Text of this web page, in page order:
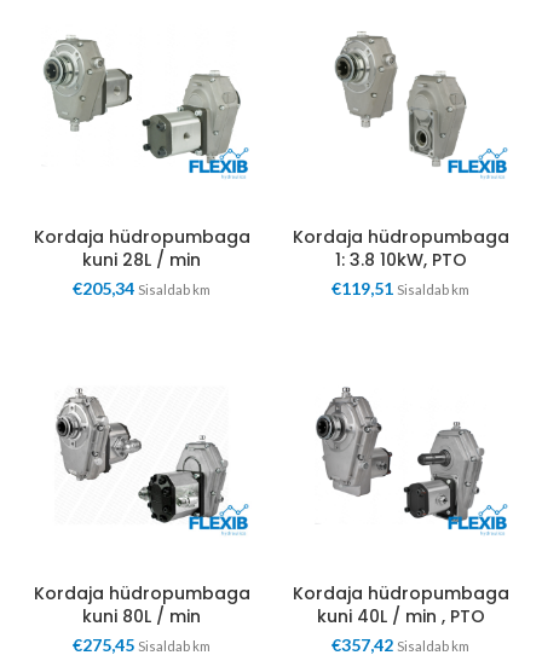
Kordaja hüdropumbaga
kuni 28L / min
€205,34 Sisaldab km
Kordaja hüdropumbaga
1: 3.8 10kW, PTO
€119,51 Sisaldab km
Kordaja hüdropumbaga
kuni 80L / min
€275,45 Sisaldab km
Kordaja hüdropumbaga
kuni 40L / min , PTO
€357,42 Sisaldab km